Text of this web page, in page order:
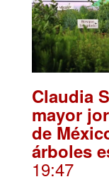
Claudia
mayor
de
árboles
19:47